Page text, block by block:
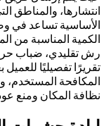
انتشارها، والمناطق
الأساسية تساعد في
الكمية المناسبة من
رش تقليدي، ضباب
تقريرًا تفصيليًا
المكافحة المستخدم،
نظافة المكان ومنع